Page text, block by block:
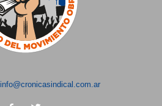
info@cronicasindical.com.ar